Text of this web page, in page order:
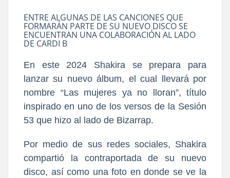
ENTRE ALGUNAS DE LAS CANCIONES QUE
FORMARÁN PARTE DE SU NUEVO DISCO SE
ENCUENTRAN UNA COLABORACIÓN AL LADO
DE CARDI B
En este 2024 Shakira se prepara para
lanzar su nuevo álbum, el cual llevará por
nombre “Las mujeres ya no lloran”, título
inspirado en uno de los versos de la Sesión
53 que hizo al lado de Bizarrap.
Por medio de sus redes sociales, Shakira
compartió la contraportada de su nuevo
disco, así como una foto en donde se ve la